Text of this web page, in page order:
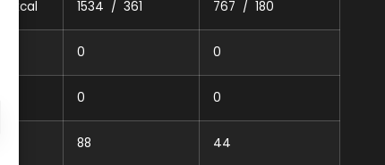
/ kcal 1534 / 361 767 / 180
0 0
0 0
88 44